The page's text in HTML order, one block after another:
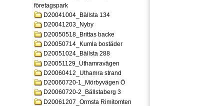
företagspark
D20041004_Bällsta 134
D20041203_Nyby
D20050518_Brittas backe
D20050714_Kumla bostäder
D20051024_Bällsta 288
D20051129_Uthamravägen
D20060412_Uthamra strand
D20060720-1_Mörbyvägen Ö
D20060720-2_Bällstaberg 3
D20061207_Ormsta Rimitomten